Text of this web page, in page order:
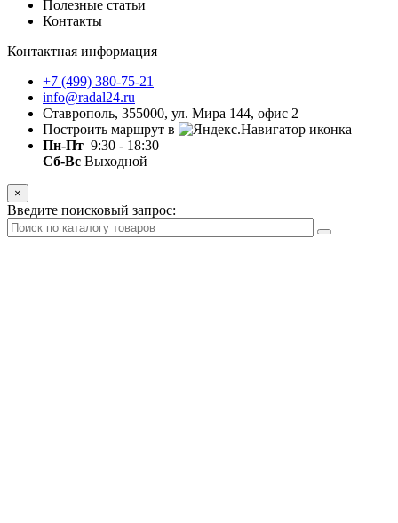
Полезные статьи
Контакты
Контактная информация
+7 (499) 380-75-21
info@radal24.ru
Ставрополь, 355000, ул. Мира 144, офис 2
Построить маршрут в
Пн-Пт 9:30 - 18:30
Сб-Вс Выходной
×
Введите поисковый запрос: